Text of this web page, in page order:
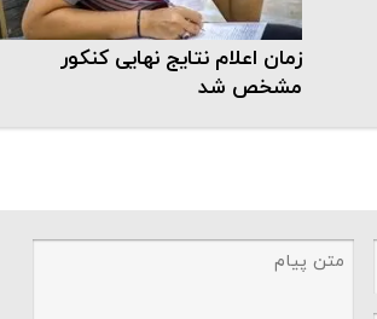
زمان اعلام نتایج نهایی کنکور
مشخص شد